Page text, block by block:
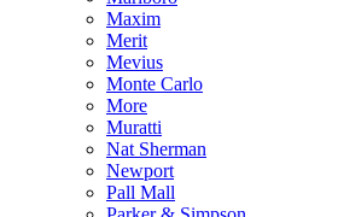
Maxim
Merit
Mevius
Monte Carlo
More
Muratti
Nat Sherman
Newport
Pall Mall